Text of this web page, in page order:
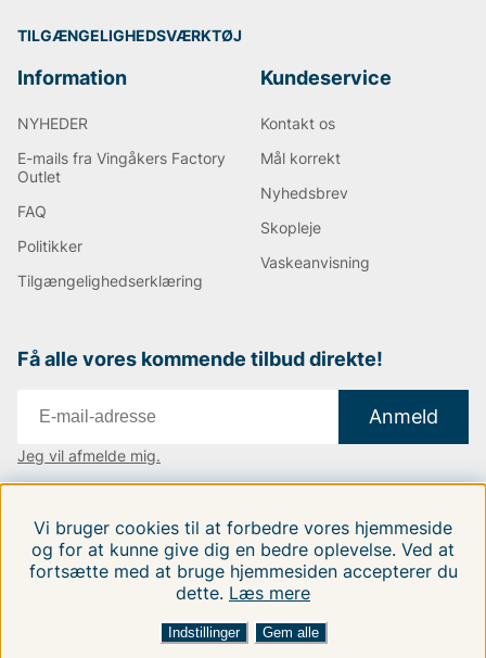
FILTRERA EFTER SORTER EFTER:
TILGÆNGELIGHEDSVÆRKTØJ
Information
NYHEDER
E-mails fra Vingåkers Factory
Outlet
FAQ
Politikker
Tilgængelighedserklæring
Kundeservice
Kontakt os
Mål korrekt
Nyhedsbrev
Skopleje
Vaskeanvisning
Få alle vores kommende tilbud direkte!
Anmeld
Jeg vil afmelde mig.
Følg os på vores sociale medier.
Vi bruger cookies til at forbedre vores hjemmeside
og for at kunne give dig en bedre oplevelse. Ved at
fortsætte med at bruge hjemmesiden accepterer du
dette. Læs mere
Indstillinger Gem alle